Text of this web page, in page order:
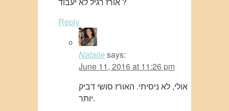
Reply
Nataliesays:
June 11, 2016 at 11:26 pm
אולי, לא ניסיתי. האורז סושי דביק
יותר.